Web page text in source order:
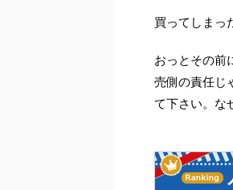
買ってしまっ
おっとその前
売側の責任じ
て下さい。な